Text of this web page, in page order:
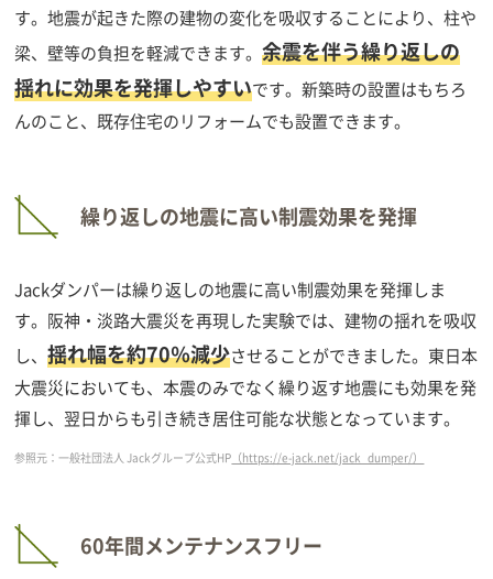
す。地震が起きた際の建物の変化を吸収することにより、柱や
梁、壁等の負担を軽減できます。余震を伴う繰り返しの
揺れに効果を発揮しやすいです。新築時の設置はもちろ
んのこと、既存住宅のリフォームでも設置できます。
繰り返しの地震に高い制震効果を発揮
Jackダンパーは繰り返しの地震に高い制震効果を発揮しま
す。阪神・淡路大震災を再現した実験では、建物の揺れを吸収
し、揺れ幅を約70％減少させることができました。東日本
大震災においても、本震のみでなく繰り返す地震にも効果を発
揮し、翌日からも引き続き居住可能な状態となっています。
参照元：一般社団法人 Jackグループ公式HP （https://e-jack.net/jack_dumper/）
60年間メンテナンスフリー